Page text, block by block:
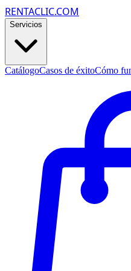
RENTACLIC.COM
Servicios
CatálogoCasos de éxitoCómo